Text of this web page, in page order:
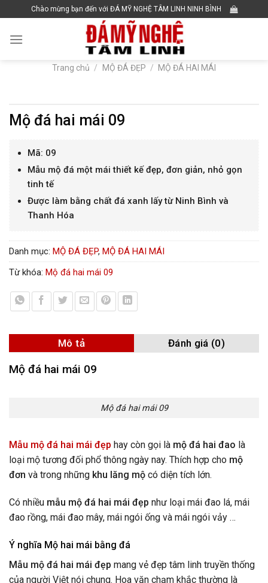
to
content
Chào mừng bạn đến với ĐÁ MỸ NGHỆ TÂM LINH NINH BÌNH
Trang chủ / MỘ ĐÁ ĐẸP / MỘ ĐÁ HAI MÁI
Mộ đá hai mái 09
Mã: 09
Mẫu mộ đá một mái thiết kế đẹp, đơn giản, nhỏ gọn
tinh tế
Được làm bằng chất đá xanh lấy từ Ninh Bình và
Thanh Hóa
Danh mục: MỘ ĐÁ ĐẸP, MỘ ĐÁ HAI MÁI
Từ khóa: Mộ đá hai mái 09
Mô tả Đánh giá (0)
Mộ đá hai mái 09
Mộ đá hai mái 09
Mẫu mộ đá hai mái đẹp hay còn gọi là mộ đá hai đao là
loại mộ tương đối phổ thông ngày nay. Thích hợp cho mộ
đơn và trong những khu lăng mộ có diện tích lớn.
Có nhiều mẫu mộ đá hai mái đẹp như loại mái đao lá, mái
đao rồng, mái đao mây, mái ngói ống và mái ngói vảy …
Ý nghĩa Mộ hai mái bằng đá
Mẫu mộ đá hai mái đẹp mang vẻ đẹp tâm linh truyền thống
của người Việt nói chung. Hoa văn chạm khắc thường là